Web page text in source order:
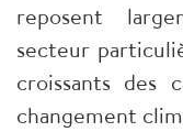
reposent
secteur
croissants des
changement